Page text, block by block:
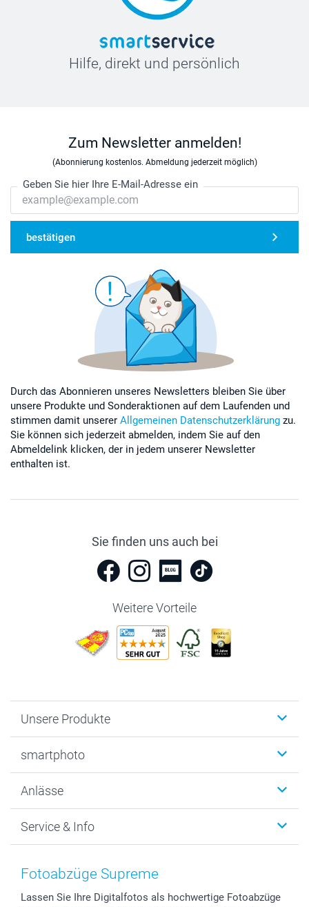
Hilfe, direkt und persönlich
Zum Newsletter anmelden!
(Abonnierung kostenlos. Abmeldung jederzeit möglich)
Geben Sie hier Ihre E-Mail-Adresse ein
bestätigen
Durch das Abonnieren unseres Newsletters bleiben Sie über
unsere Produkte und Sonderaktionen auf dem Laufenden und
stimmen damit unserer Allgemeinen Datenschutzerklärung zu.
Sie können sich jederzeit abmelden, indem Sie auf den
Abmeldelink klicken, der in jedem unserer Newsletter
enthalten ist.
Sie finden uns auch bei
Weitere Vorteile
Unsere Produkte
Fotogeschenke
MyNameBook
Fotoabzüge, Fotos als Buch & Poster
Zubehör & Material
Foto-Kalender & Agenden
Sticker & Etiketten
smartphoto
Warum smartphoto
Datenschutz
AGB
Presse
Anlässe
Neujahr
Muttertag
Kommunion & Konfirmation
Service & Info
Preise und Versandkosten
48h Lieferung
Fotoabzüge Supreme
Lassen Sie Ihre Digitalfotos als hochwertige Fotoabzüge